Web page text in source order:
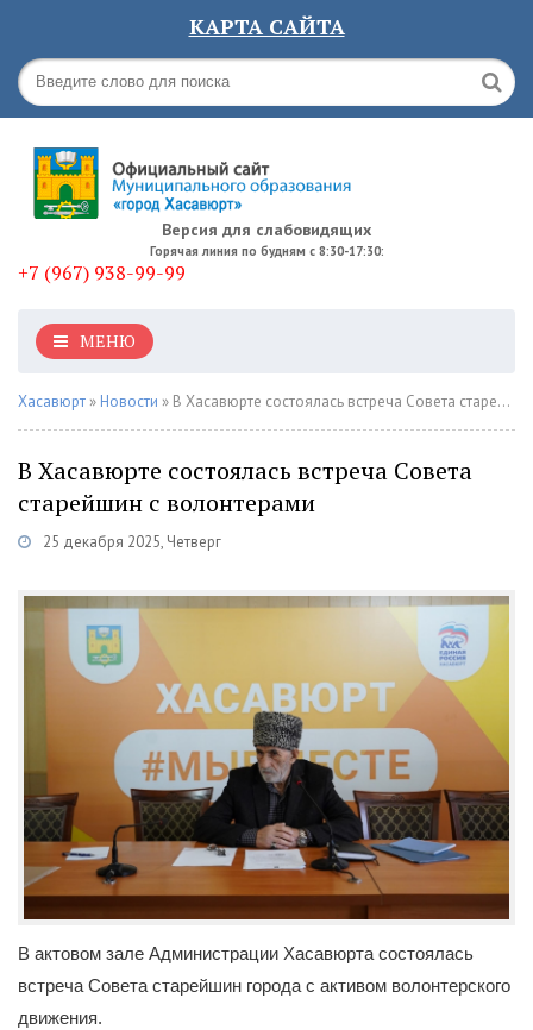
КАРТА САЙТА
Версия для слабовидящих
Горячая линия по будням с 8:30-17:30:
+7 (967) 938-99-99
МЕНЮ
Хасавюрт » Новости » В Хасавюрте состоялась встреча Совета старейшин с волонтерами
В Хасавюрте состоялась встреча Совета
старейшин с волонтерами
25 декабря 2025, Четверг
В актовом зале Администрации Хасавюрта состоялась
встреча Совета старейшин города с активом волонтерского
движения.